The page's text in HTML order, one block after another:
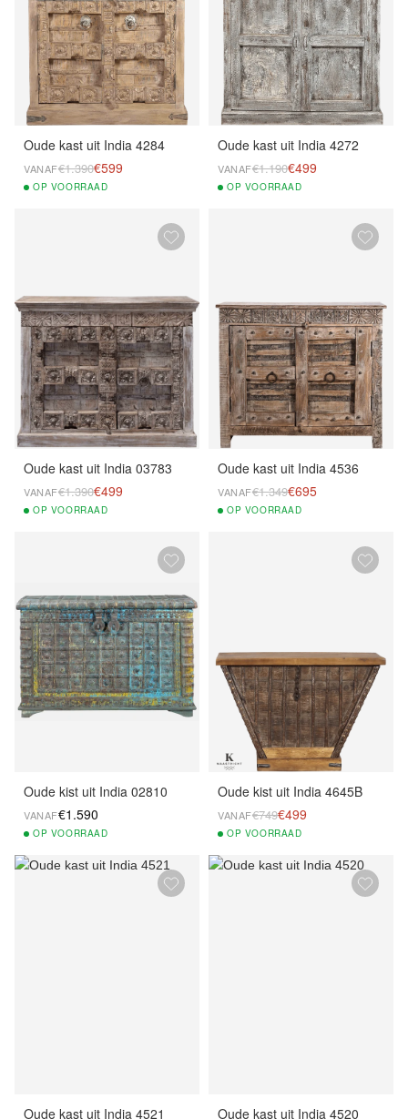
Oude kast uit India 4284
VANAF€1.390€599
OP VOORRAAD
Oude kast uit India 4272
VANAF€1.190€499
OP VOORRAAD
Oude kast uit India 03783
VANAF€1.390€499
OP VOORRAAD
Oude kast uit India 4536
VANAF€1.349€695
OP VOORRAAD
Oude kist uit India 02810
VANAF€1.590
OP VOORRAAD
Oude kist uit India 4645B
VANAF€749€499
OP VOORRAAD
Oude kast uit India 4521 Oude kast uit India 4520